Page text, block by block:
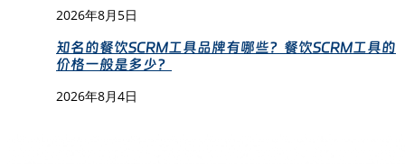
2026年8月5日
知名的餐饮SCRM工具品牌有哪些？餐饮SCRM工具的
价格一般是多少？
2026年8月4日